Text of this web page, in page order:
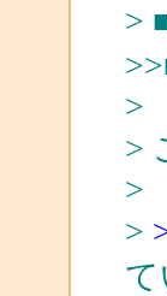
>
>
>
>
>